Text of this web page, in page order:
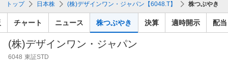
検
トップ 日本株 (株)デザインワン・ジャパン【6048.T】 株つぶやき
チャート ニュース 株つぶやき 決算 適時開示 配当
(株)デザインワン・ジャパン
6048 東証STD